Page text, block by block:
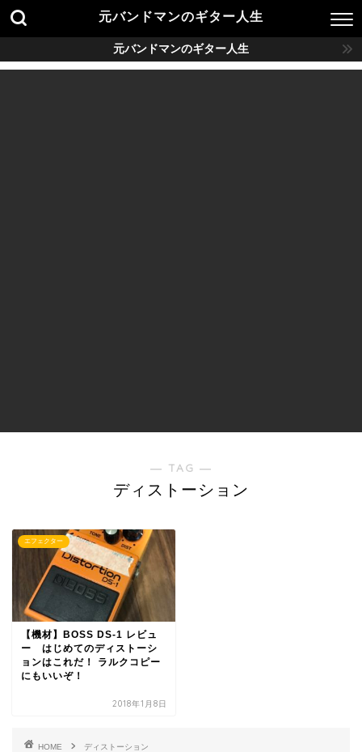
元バンドマンのギター人生
元バンドマンのギター人生
― TAG ―
ディストーション
エフェクター
【機材】BOSS DS-1 レビュ
ー はじめてのディストーシ
ョンはこれだ！ ラルクコピー
にもいいぞ！
2018年1月8日
HOME ディストーション